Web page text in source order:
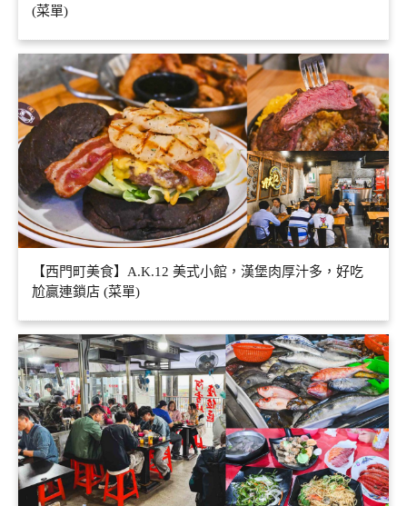
(菜單)
【西門町美食】A.K.12 美式小館，漢堡肉厚汁多，好吃
尬贏連鎖店 (菜單)